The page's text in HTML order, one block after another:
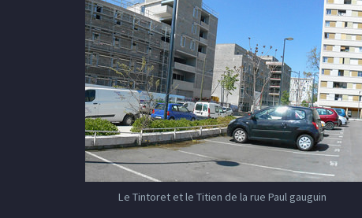
Le Tintoret et le Titien de la rue Paul gauguin